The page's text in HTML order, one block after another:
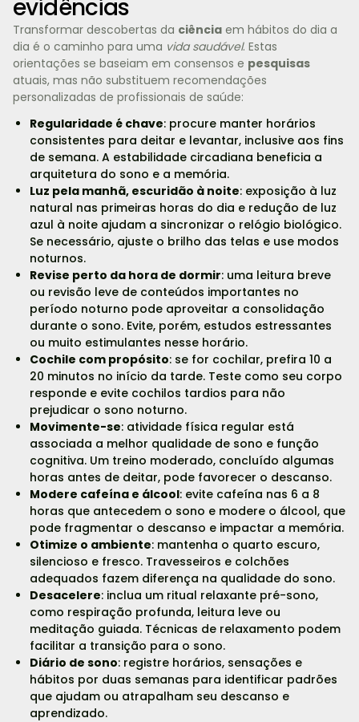
evidências
Transformar descobertas da ciência em hábitos do dia a
dia é o caminho para uma vida saudável. Estas
orientações se baseiam em consensos e pesquisas
atuais, mas não substituem recomendações
personalizadas de profissionais de saúde:
Regularidade é chave: procure manter horários
consistentes para deitar e levantar, inclusive aos fins
de semana. A estabilidade circadiana beneficia a
arquitetura do sono e a memória.
Luz pela manhã, escuridão à noite: exposição à luz
natural nas primeiras horas do dia e redução de luz
azul à noite ajudam a sincronizar o relógio biológico.
Se necessário, ajuste o brilho das telas e use modos
noturnos.
Revise perto da hora de dormir: uma leitura breve
ou revisão leve de conteúdos importantes no
período noturno pode aproveitar a consolidação
durante o sono. Evite, porém, estudos estressantes
ou muito estimulantes nesse horário.
Cochile com propósito: se for cochilar, prefira 10 a
20 minutos no início da tarde. Teste como seu corpo
responde e evite cochilos tardios para não
prejudicar o sono noturno.
Movimente-se: atividade física regular está
associada a melhor qualidade de sono e função
cognitiva. Um treino moderado, concluído algumas
horas antes de deitar, pode favorecer o descanso.
Modere cafeína e álcool: evite cafeína nas 6 a 8
horas que antecedem o sono e modere o álcool, que
pode fragmentar o descanso e impactar a memória.
Otimize o ambiente: mantenha o quarto escuro,
silencioso e fresco. Travesseiros e colchões
adequados fazem diferença na qualidade do sono.
Desacelere: inclua um ritual relaxante pré-sono,
como respiração profunda, leitura leve ou
meditação guiada. Técnicas de relaxamento podem
facilitar a transição para o sono.
Diário de sono: registre horários, sensações e
hábitos por duas semanas para identificar padrões
que ajudam ou atrapalham seu descanso e
aprendizado.